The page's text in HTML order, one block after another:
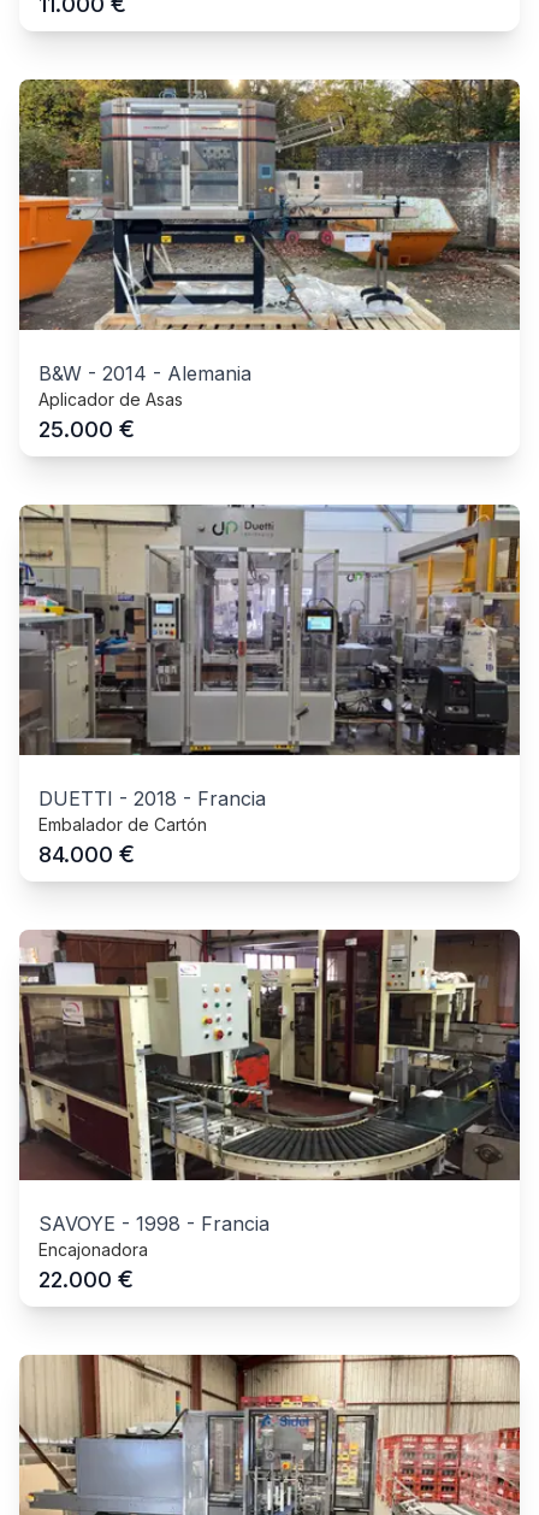
B&W - 2014 - Alemania
Aplicador de Asas
25.000 €
DUETTI - 2018 - Francia
Embalador de Cartón
84.000 €
SAVOYE - 1998 - Francia
Encajonadora
22.000 €